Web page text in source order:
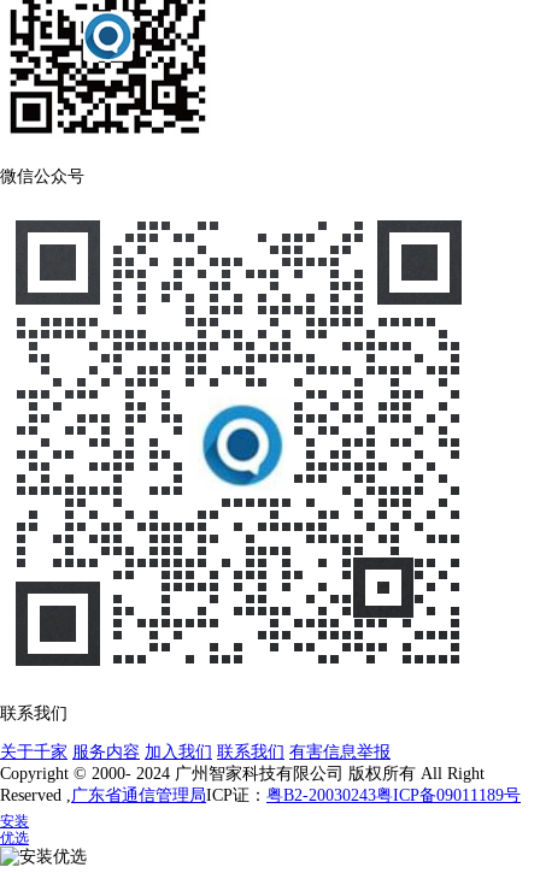
微信公众号
联系我们
关于千家 服务内容 加入我们 联系我们 有害信息举报
Copyright © 2000- 2024 广州智家科技有限公司 版权所有 All Right
Reserved ,
广东省通信管理局ICP证： 粤B2-20030243粤ICP备09011189号
安装
优选